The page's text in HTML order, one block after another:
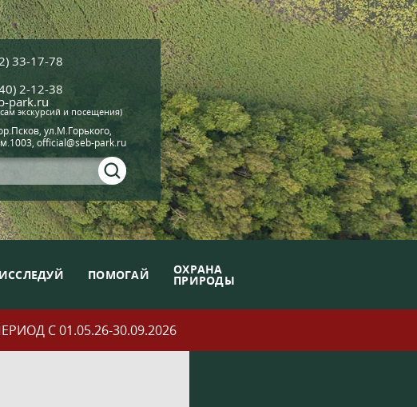
33-17-78
2-12-38
park.ru
экскурсий и посещения)
ул.М.Горького,
official@seb-park.ru
ИССЛЕДУЙ ПОМОГАЙ ОХРАНА
ПРИРОДЫ
С 01.05.26-30.09.2026